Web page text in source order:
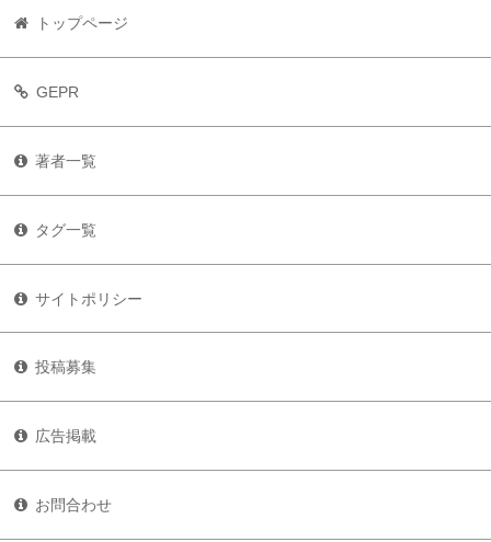
トップページ
GEPR
著者一覧
タグ一覧
サイトポリシー
投稿募集
広告掲載
お問合わせ